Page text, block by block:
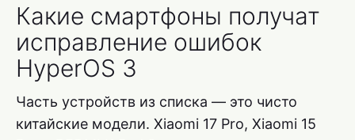
Какие смартфоны получат
исправление ошибок
HyperOS 3
Часть устройств из списка — это чисто
китайские модели. Xiaomi 17 Pro, Xiaomi 15